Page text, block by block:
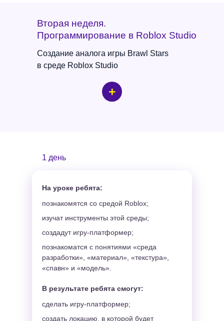
+
Создание аналога игры Brawl Stars
в среде Roblox Studio
Вторая неделя.
Программирование в Roblox Studio
На уроке ребята:
В результате ребята смогут:
1 день
познакомятся со средой Roblox;
изучат инструменты этой среды;
создадут игру-платформер;
познакоматся с понятиями «среда
разработки», «материал», «текстура»,
«спавн» и «модель».
сделать игру-платформер;
создать локацию, в которой будет